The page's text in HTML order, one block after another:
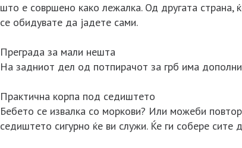
што е совршено како лежалка. Од другата страна,
се обидувате да јадете сами.
Преграда за мали нешта
На задниот дел од потпирачот за грб има
Практична корпа под седиштето
Бебето се извалка со моркови? Или можеби
седиштето сигурно ќе ви служи. Ќе ги собере сите